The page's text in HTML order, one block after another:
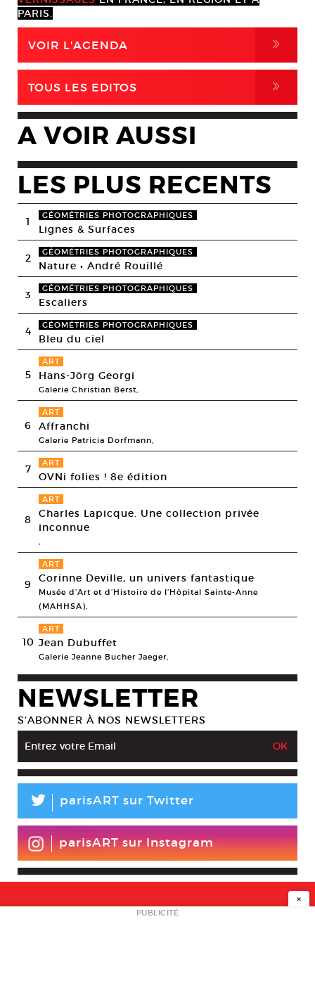
PARIS.
VOIR L'AGENDA ,
TOUS LES EDITOS ,
A VOIR AUSSI
LES PLUS RECENTS
1 GÉOMÉTRIES PHOTOGRAPHIQUES
Lignes & Surfaces
2 GÉOMÉTRIES PHOTOGRAPHIQUES
Nature • André Rouillé
3 GÉOMÉTRIES PHOTOGRAPHIQUES
Escaliers
4 GÉOMÉTRIES PHOTOGRAPHIQUES
Bleu du ciel
5
ART
Hans-Jörg Georgi
Galerie Christian Berst,
6
ART
Affranchi
Galerie Patricia Dorfmann,
7 ART
OVNi folies ! 8e édition
8
ART
Charles Lapicque. Une collection privée
inconnue
,
9
ART
Corinne Deville, un univers fantastique
Musée d’Art et d’Histoire de l’Hôpital Sainte-Anne
(MAHHSA),
10
ART
Jean Dubuffet
Galerie Jeanne Bucher Jaeger,
NEWSLETTER
S’ABONNER À NOS NEWSLETTERS
L parisART sur Twitter
parisART sur Instagram
NEWSLETTER
×
PUBLICITÉ